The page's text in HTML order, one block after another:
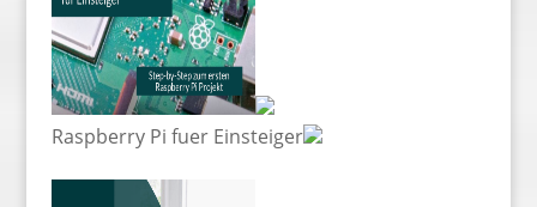
Raspberry Pi fuer Einsteiger